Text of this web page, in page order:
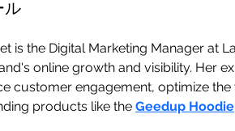
ル
is the Digital Marketing Manager at
online growth and visibility. Her
customer engagement, optimize
products like the Geedup Hoodie